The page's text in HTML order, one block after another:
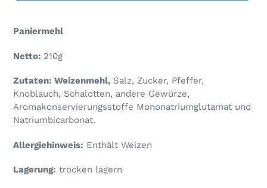
Paniermehl
Netto: 210g
Zutaten: Weizenmehl, Salz, Zucker, Pfeffer,
Knoblauch, Schalotten, andere Gewürze,
Aromakonservierungsstoffe Mononatriumglutamat und
Natriumbicarbonat.
Allergiehinweis: Enthält Weizen
Lagerung: trocken lagern